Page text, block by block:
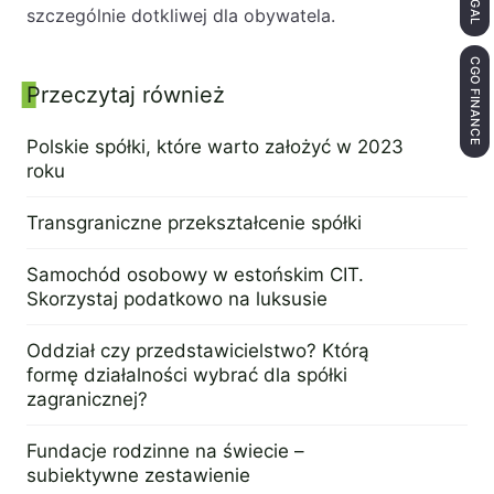
szczególnie dotkliwej dla obywatela.
Panel boczny
Przeczytaj również
Polskie spółki, które warto założyć w 2023
roku
Transgraniczne przekształcenie spółki
Samochód osobowy w estońskim CIT.
Skorzystaj podatkowo na luksusie
Oddział czy przedstawicielstwo? Którą
formę działalności wybrać dla spółki
zagranicznej?
Fundacje rodzinne na świecie –
subiektywne zestawienie
CGO FINANCE